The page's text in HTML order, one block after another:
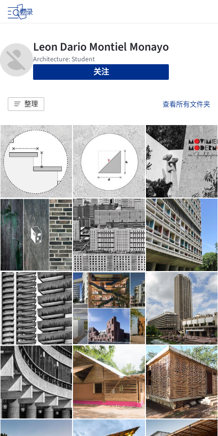
登录
关注
整理 查看所有文件夹